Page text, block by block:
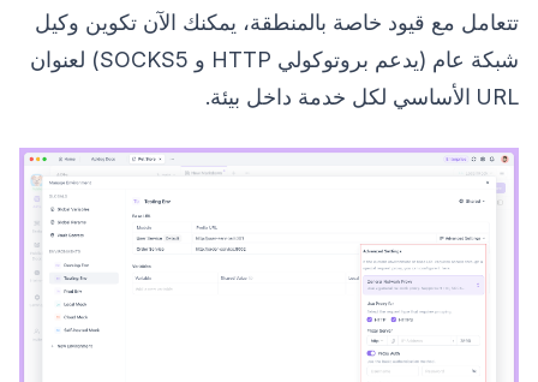
تتعامل مع قيود خاصة بالمنطقة، يمكنك الآن تكوين وكيل
شبكة عام (يدعم بروتوكولي HTTP و SOCKS5) لعنوان
URL الأساسي لكل خدمة داخل بيئة.